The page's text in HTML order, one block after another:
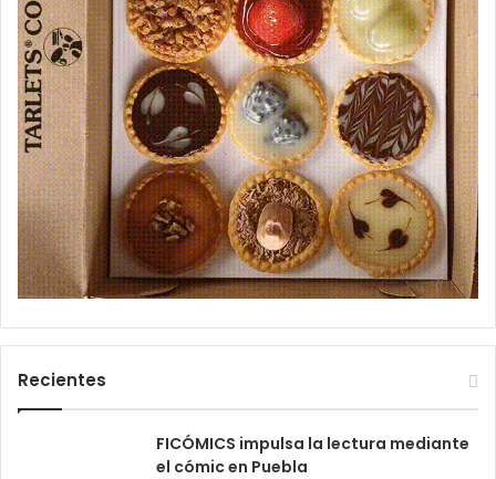
Recientes
FICÓMICS impulsa la lectura mediante
el cómic en Puebla